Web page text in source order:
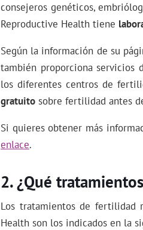
consejeros genéticos,
Reproductive Health tiene
Según la información de su
también proporciona servicios
los diferentes centros de
gratuito sobre fertilidad antes
Si quieres obtener más
enlace.
¿Qué
Los tratamientos de fertilidad
Health son los indicados en la